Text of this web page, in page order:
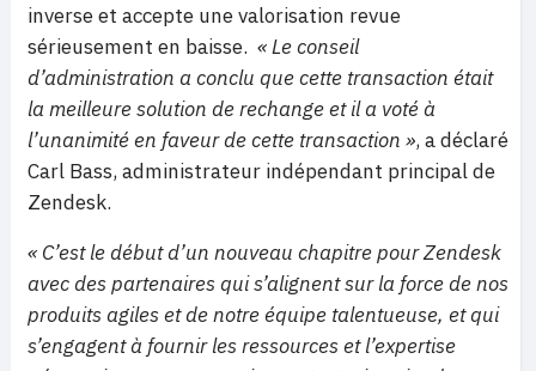
inverse et accepte une valorisation revue
sérieusement en baisse. « Le conseil
d’administration a conclu que cette transaction était
la meilleure solution de rechange et il a voté à
l’unanimité en faveur de cette transaction », a déclaré
Carl Bass, administrateur indépendant principal de
Zendesk.
« C’est le début d’un nouveau chapitre pour Zendesk
avec des partenaires qui s’alignent sur la force de nos
produits agiles et de notre équipe talentueuse, et qui
s’engagent à fournir les ressources et l’expertise